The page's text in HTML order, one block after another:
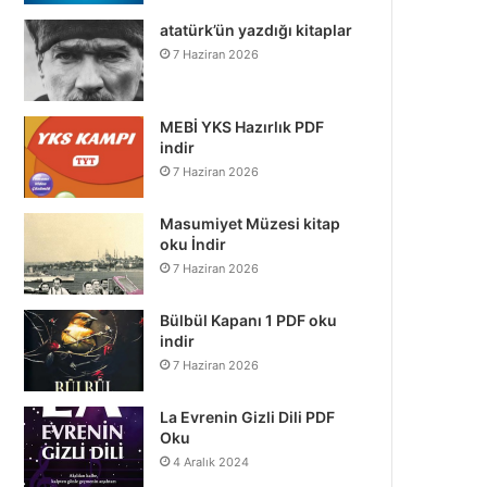
atatürk’ün yazdığı kitaplar
7 Haziran 2026
MEBİ YKS Hazırlık PDF
indir
7 Haziran 2026
Masumiyet Müzesi kitap
oku İndir
7 Haziran 2026
Bülbül Kapanı 1 PDF oku
indir
7 Haziran 2026
La Evrenin Gizli Dili PDF
Oku
4 Aralık 2024